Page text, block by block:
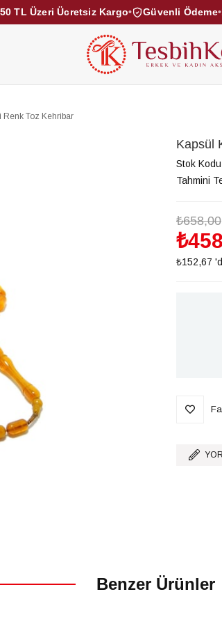
TL Üzeri Ücretsiz Kargo• Güvenli Ödeme•
KEHRİBAR TESBİHLER KUKA
Renk Toz Kehribar
Kapsül
Stok Kodu
Tahmini
₺658,00
₺152,67
Benzer Ürünler